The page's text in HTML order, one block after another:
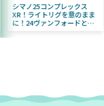
2025年11月発売予定！
DAIWA ふく魚／ちびふく魚
はビッグベイト初心者にお